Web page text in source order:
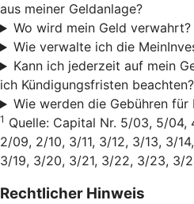
aus meiner Geldanlage?
Wo wird mein Geld verwahrt?
Wie verwalte ich die
Kann ich jederzeit auf mein
ich Kündigungsfristen beachten?
Wie werden die Gebühren
1 Quelle: Capital Nr. 5/03, 5/
2/09, 2/10, 3/11, 3/12, 3/13, 3/
3/19, 3/20, 3/21, 3/22, 3/23, 3/
Rechtlicher Hinweis